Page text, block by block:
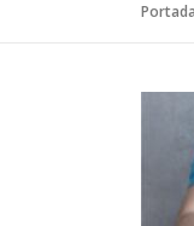
Portada